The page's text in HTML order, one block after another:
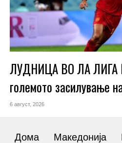
ЛУДНИЦА ВО ЛА ЛИГА
големото засилување
6 август, 2026
Дома Македонија